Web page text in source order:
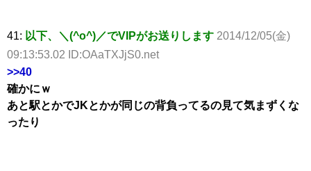
41: 以下、＼(^o^)／でVIPがお送りします 2014/12/05(金)
09:13:53.02 ID:OAaTXJjS0.net
>>40
確かにｗ
あと駅とかでJKとかが同じの背負ってるの見て気まずくな
ったり